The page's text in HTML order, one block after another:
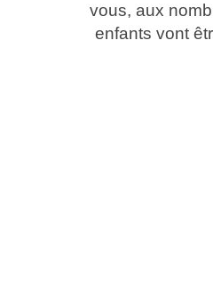
vous, aux
enfants vont